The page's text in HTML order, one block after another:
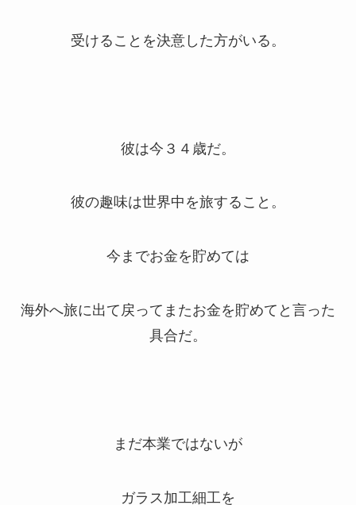
受けることを決意した方がいる。
彼は今３４歳だ。
彼の趣味は世界中を旅すること。
今までお金を貯めては
海外へ旅に出て戻ってまたお金を貯めてと言った
具合だ。
まだ本業ではないが
ガラス加工細工を